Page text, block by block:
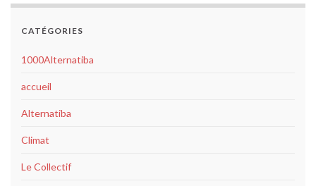
CATÉGORIES
1000Alternatiba
accueil
Alternatiba
Climat
Le Collectif